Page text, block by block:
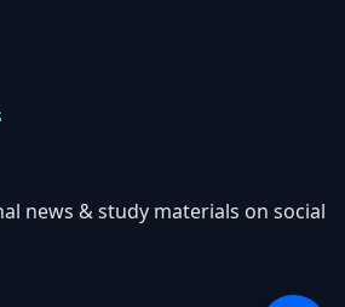
news & study materials on social